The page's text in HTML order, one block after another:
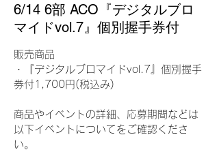
6/14 6部 ACO『デジタルブロ
マイドvol.7』個別握手券付
販売商品
・『デジタルブロマイドvol.7』個別握手
券付1,700円(税込み)
商品やイベントの詳細、応募期間などは
以下イベントについてをご確認くださ
い。